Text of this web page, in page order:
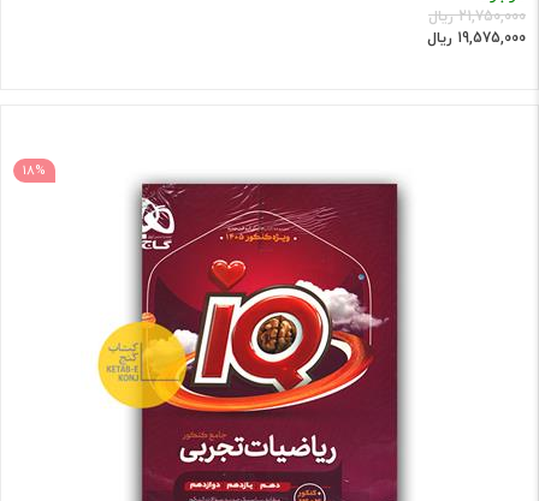
21,750,000 ریال
19,575,000 ریال
18%